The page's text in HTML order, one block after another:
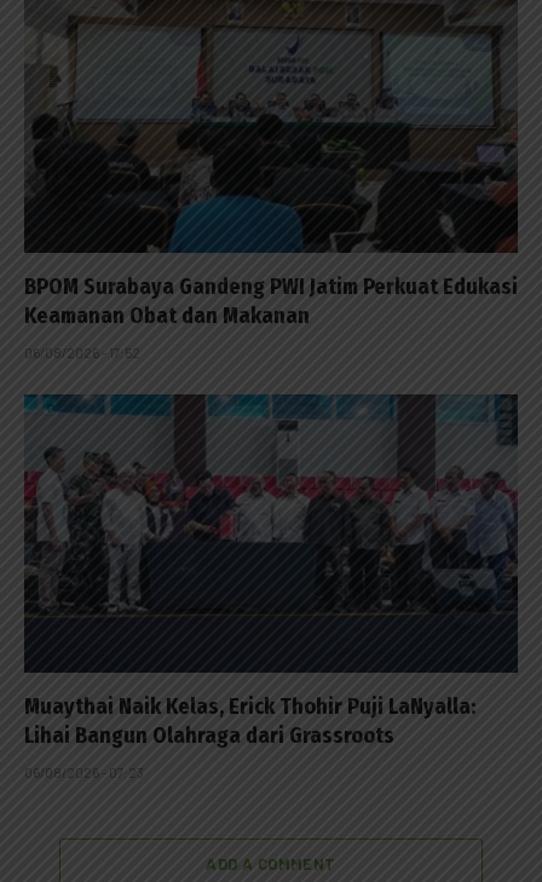
BPOM Surabaya Gandeng PWI Jatim Perkuat Edukasi
Keamanan Obat dan Makanan
06/08/2026 - 17:52
Muaythai Naik Kelas, Erick Thohir Puji LaNyalla:
Lihai Bangun Olahraga dari Grassroots
06/08/2026 - 07:23
ADD A COMMENT